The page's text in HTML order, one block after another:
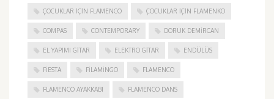
ÇOCUKLAR IÇIN FLAMENCO ÇOCUKLAR IÇIN FLAMENKO
COMPAS CONTEMPORARY DORUK DEMIRCAN
EL YAPIMI GITAR ELEKTRO GITAR ENDÜLÜS
FIESTA FILAMINGO FLAMENCO
FLAMENCO AYAKKABI FLAMENCO DANS